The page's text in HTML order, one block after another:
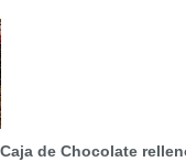
de Chocolate